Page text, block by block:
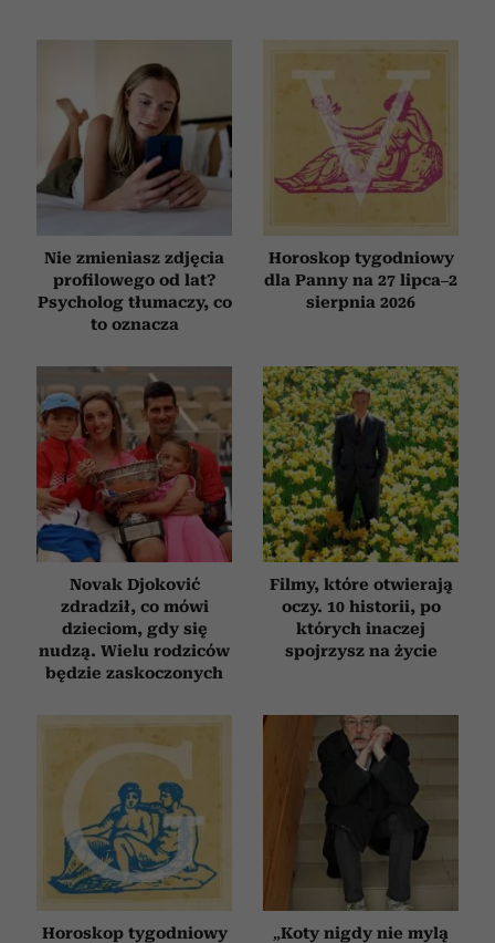
Nie zmieniasz zdjęcia
profilowego od lat?
Psycholog tłumaczy, co
to oznacza
Horoskop tygodniowy
dla Panny na 27 lipca–2
sierpnia 2026
Novak Djoković
zdradził, co mówi
dzieciom, gdy się
nudzą. Wielu rodziców
będzie zaskoczonych
Filmy, które otwierają
oczy. 10 historii, po
których inaczej
spojrzysz na życie
Horoskop tygodniowy
„Koty nigdy nie mylą